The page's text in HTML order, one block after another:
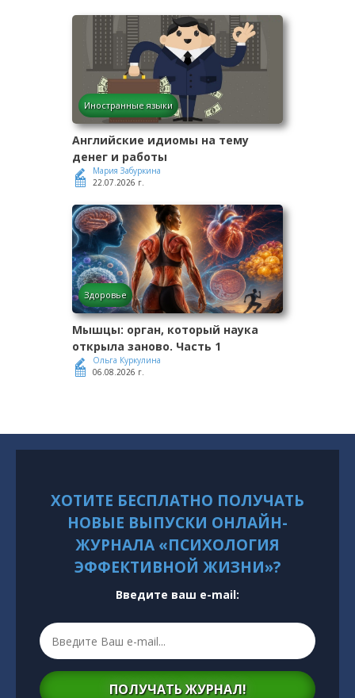
Иностранные языки
Английские идиомы на тему
денег и работы
Мария Забуркина
22.07.2026 г.
Здоровье
Мышцы: орган, который наука
открыла заново. Часть 1
Ольга Куркулина
06.08.2026 г.
ХОТИТЕ БЕСПЛАТНО ПОЛУЧАТЬ
НОВЫЕ ВЫПУСКИ ОНЛАЙН-
ЖУРНАЛА «ПСИХОЛОГИЯ
ЭФФЕКТИВНОЙ ЖИЗНИ»?
Введите ваш e-mail:
ПОЛУЧАТЬ ЖУРНАЛ!